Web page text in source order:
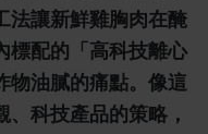
法讓新鮮雞胸肉在醃
標配的「高科技離心
物油膩的痛點。像這
科技產品的策略，